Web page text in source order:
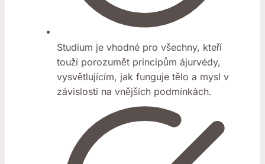
Studium je vhodné pro všechny, kteří
touží porozumět principům ájurvédy,
vysvětlujícím, jak funguje tělo a mysl v
závislosti na vnějších podmínkách.